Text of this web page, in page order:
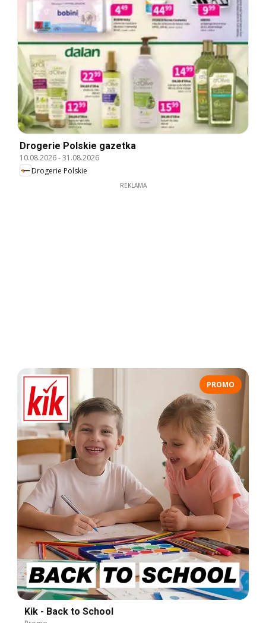
Drogerie Polskie gazetka
10.08.2026-31.08.2026
Drogerie Polskie
REKLAMA
PROMO
Kik - Back to School